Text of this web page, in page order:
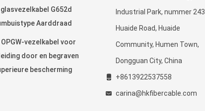
glasvezelkabel G652d
Aarddraad
vezelkabel voor
door en begraven
bescherming
Industrial Park, nummer 243
Huaide Road, Huaide
Community, Humen Town,
Dongguan City, China
+8613922537558
carina@hkfibercable.com